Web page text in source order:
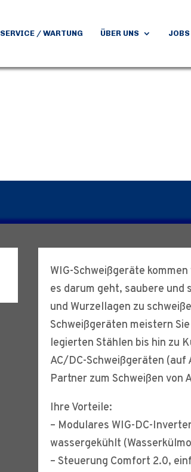
SERVICE / WARTUNG ÜBER UNS JOBS
WIG-Schweißgeräte
es darum geht, saubere und
und Wurzellagen zu
Schweißgeräten meistern
legierten Stählen bis hin zu
AC/DC-Schweißgeräten (auf
Partner zum Schweißen von
Ihre Vorteile:
– Modulares WIG-DC-
wassergekühlt
– Steuerung Comfort 2.0,